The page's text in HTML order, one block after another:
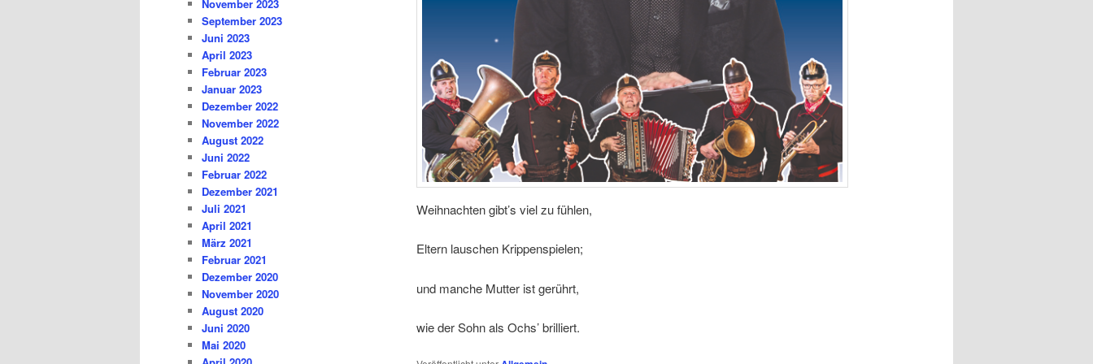
Weihnachten gibt’s viel zu fühlen,
Eltern lauschen Krippenspielen;
und manche Mutter ist gerührt,
wie der Sohn als Ochs’ brilliert.
November 2023
September 2023
Juni 2023
April 2023
Februar 2023
Januar 2023
Dezember 2022
November 2022
August 2022
Juni 2022
Februar 2022
Dezember 2021
Juli 2021
April 2021
März 2021
Februar 2021
Dezember 2020
November 2020
August 2020
Juni 2020
Mai 2020